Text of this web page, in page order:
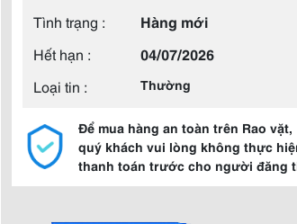
Tình trạng :
Hàng mới
Hết hạn :
04/07/2026
Loại tin :
Thường
Để mua hàng an toàn trên Rao vặt,
quý khách vui lòng không thực
thanh toán trước cho người đăng